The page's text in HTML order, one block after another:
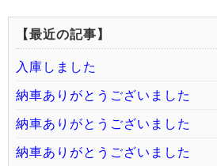
【最近の記事】
入庫しました
納車ありがとうございました
納車ありがとうございました
納車ありがとうございました